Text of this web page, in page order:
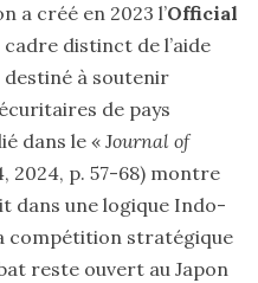
a créé en 2023 l’Official
cadre distinct de l’aide
destiné à soutenir
de pays
dans le « Journal of
2024, p. 57-68) montre
dans une logique Indo-
compétition stratégique
reste ouvert au Japon